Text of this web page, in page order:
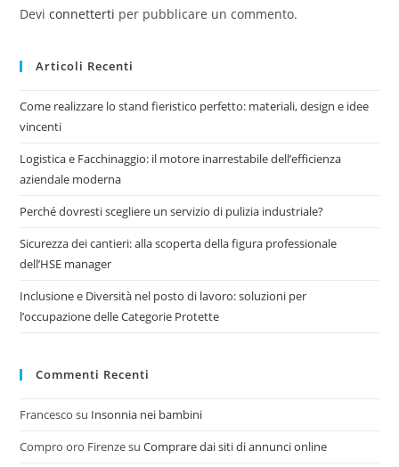
Deviconnetterti per pubblicare un commento.
Articoli Recenti
Come realizzare lo stand fieristico perfetto: materiali, design e idee
vincenti
Logistica e Facchinaggio: il motore inarrestabile dell’efficienza
aziendale moderna
Perché dovresti scegliere un servizio di pulizia industriale?
Sicurezza dei cantieri: alla scoperta della figura professionale
dell’HSE manager
Inclusione e Diversità nel posto di lavoro: soluzioni per
l’occupazione delle Categorie Protette
Commenti Recenti
Francesco su Insonnia nei bambini
Compro oro FirenzesuComprare dai siti di annunci online